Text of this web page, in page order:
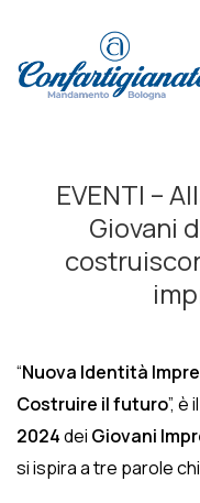
Principale
EVENTI –
Giovani
“Nuova Identità
Costruire il futuro”,
2024dei Giovani
si ispira a tre parole